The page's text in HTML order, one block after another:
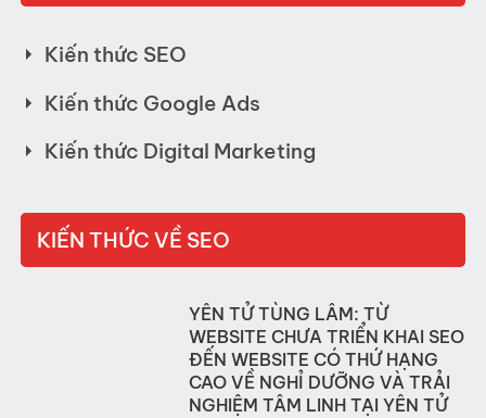
Kiến thức SEO
Kiến thức Google Ads
Kiến thức Digital Marketing
KIẾN THỨC VỀ SEO
YÊN TỬ TÙNG LÂM: TỪ
WEBSITE CHƯA TRIỂN KHAI SEO
ĐẾN WEBSITE CÓ THỨ HẠNG
CAO VỀ NGHỈ DƯỠNG VÀ TRẢI
NGHIỆM TÂM LINH TẠI YÊN TỬ